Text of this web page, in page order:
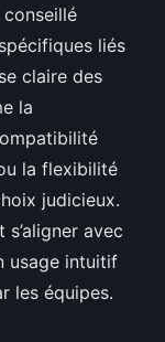
liés
claire des
la
la flexibilité
judicieux.
avec
usage intuitif
les équipes.